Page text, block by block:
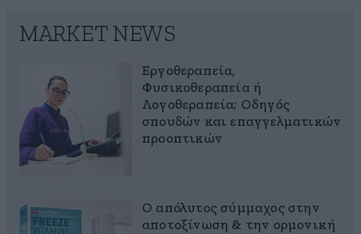
MARKET NEWS
Εργοθεραπεία,
Φυσικοθεραπεία ή
Λογοθεραπεία; Οδηγός
σπουδών και επαγγελματικών
προοπτικών
Ο απόλυτος σύμμαχος στην
αποτοξίνωση & την ορμονική